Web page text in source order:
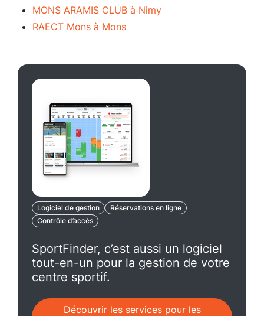
MONS ARAMIS CLUB à Nimy
RAECT Mons à Mons
Logiciel de gestion
Réservations en ligne
Contrôle d’accès
SportFinder, c’est aussi un logiciel
tout-en-un pour la gestion de votre
centre sportif.
Découvrir les services pour les